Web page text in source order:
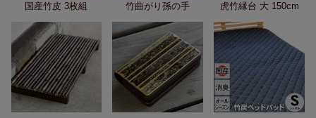
国産竹皮 3枚組 竹曲がり孫の手 虎竹縁台 大 150cm